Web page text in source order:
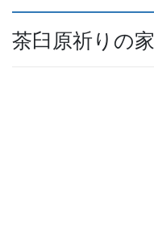
茶臼原祈りの家